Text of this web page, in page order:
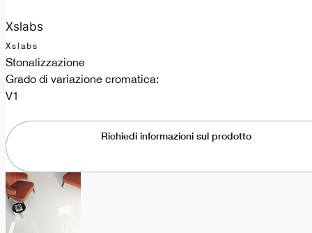
Xslabs
Xslabs
Stonalizzazione
Grado di variazione cromatica:
V1
Richiedi informazioni sul prodotto